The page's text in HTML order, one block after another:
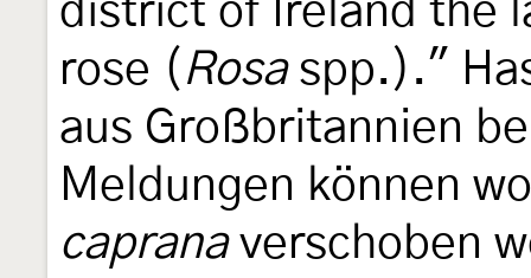
district of Ireland the
rose ( Rosaspp.)."
aus Großbritannien
Meldungen können
capranaverschoben